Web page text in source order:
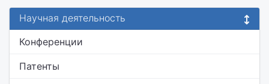
Научная деятельность
Конференции
Патенты